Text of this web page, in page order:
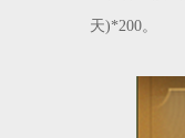
天)*200。